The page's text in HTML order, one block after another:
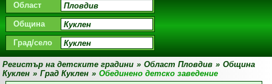
Област
Община
Град/село
Регистър на детските градини » Област Пловдив » Община
Куклен » Град Куклен » Обединено детско заведение